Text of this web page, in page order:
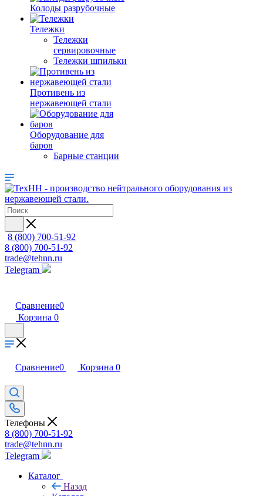
Колоды разрубочные
Тележки
Тележки
сервировочные
Тележки шпильки
Противень из
нержавеющей стали
Оборудование для
баров
Барные станции
8 (800) 700-51-92
8 (800) 700-51-92
trade@tehnn.ru
Telegram
Сравнение0
Корзина 0
Сравнение0 Корзина 0
Телефоны
8 (800) 700-51-92
trade@tehnn.ru
Telegram
Каталог
Назад